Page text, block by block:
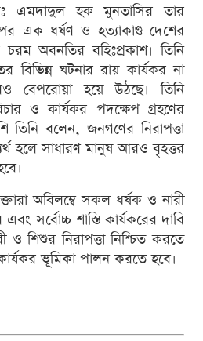
এমদাদুল হক মুনতাসির তার
এক ধর্ষণ ও হত্যাকাণ্ড দেশের
অবনতির বহিঃপ্রকাশ। তিনি
বিভিন্ন ঘটনার রায় কার্যকর না
বেপরোয়া হয়ে উঠছে। তিনি
ও কার্যকর পদক্ষেপ গ্রহণের
তিনি বলেন, জনগণের নিরাপত্তা
হলে সাধারণ মানুষ আরও বৃহত্তর
অবিলম্বে সকল ধর্ষক ও নারী
এবং সর্বোচ্চ শাস্তি কার্যকরের দাবি
ও শিশুর নিরাপত্তা নিশ্চিত করতে
ভূমিকা পালন করতে হবে।